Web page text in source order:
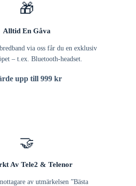
🎁
Alltid En Gåva
via oss får du en exklusiv
– t.ex. Bluetooth-headset.
upp till 999 kr
🤝
Av Tele2 & Telenor
av utmärkelsen ”Bästa